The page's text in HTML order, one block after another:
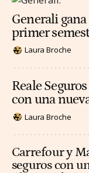
Generali
primer
Laura Broche
Reale
con una
Laura Broche
Carrefour y
seguros con